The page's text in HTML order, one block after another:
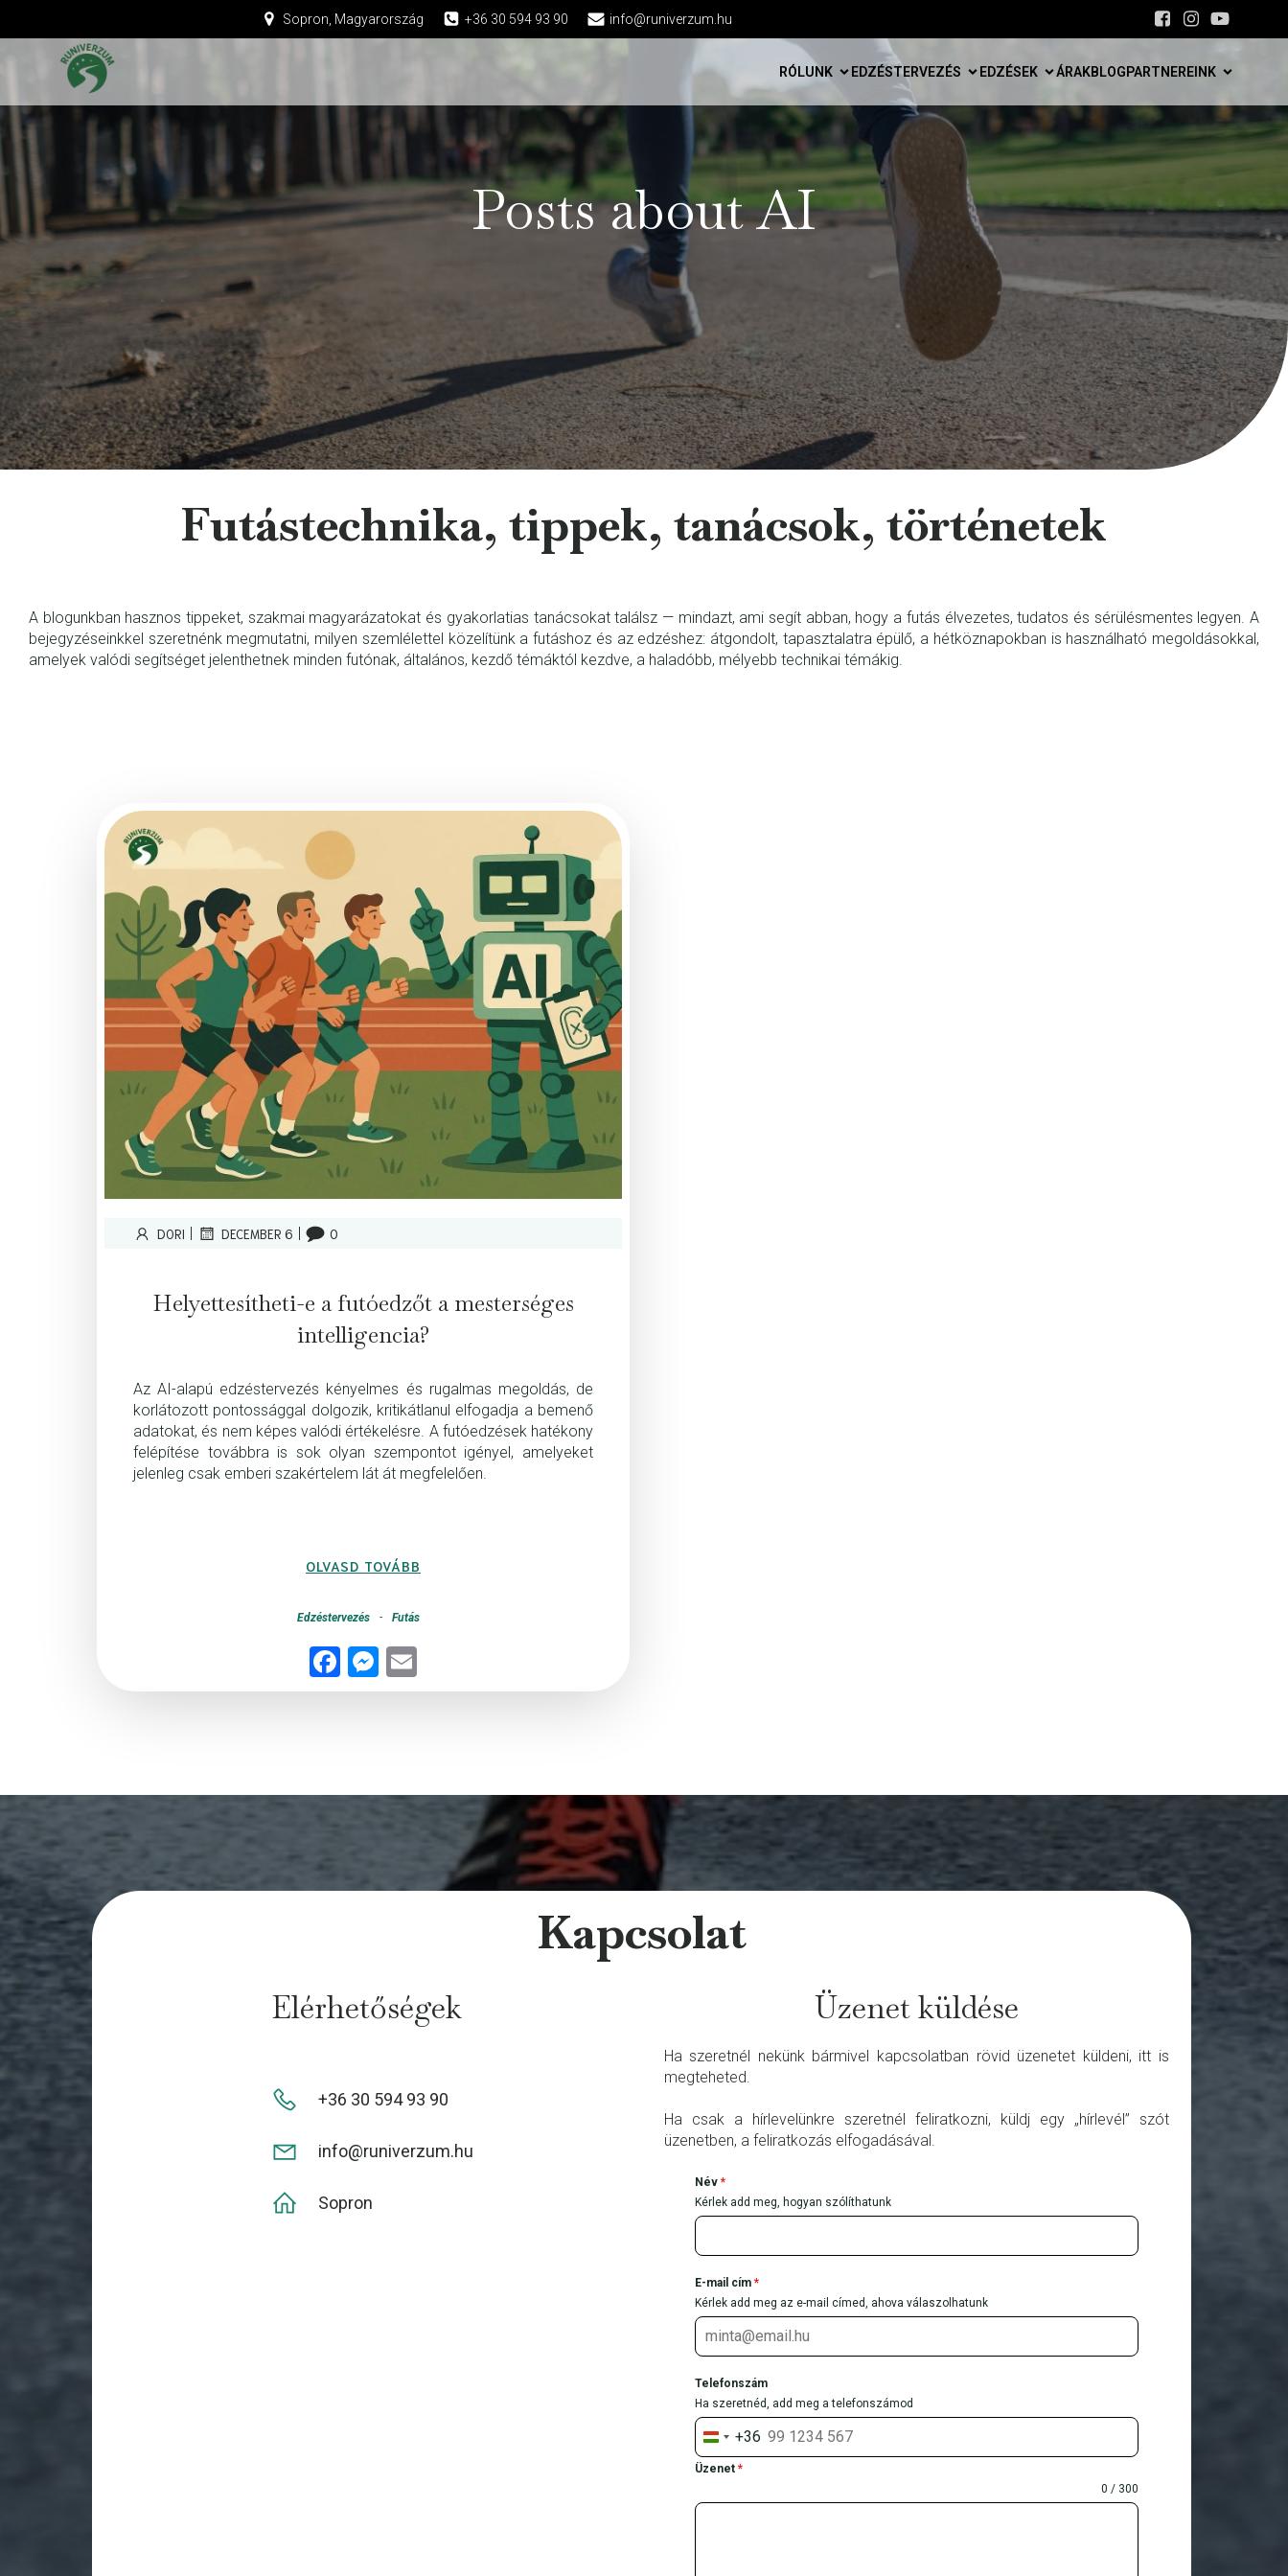
Sopron, Magyarország +36 30 594 93 90 info@runiverzum.hu
RÓLUNK EDZÉSTERVEZÉS EDZÉSEK ÁRAKBLOGPARTNEREINK
Posts about AI
Futástechnika, tippek, tanácsok, történetek
A blogunkban hasznos tippeket, szakmai magyarázatokat és gyakorlatias tanácsokat találsz — mindazt, ami segít abban, hogy a futás élvezetes, tudatos és sérülésmentes legyen. A
bejegyzéseinkkel szeretnénk megmutatni, milyen szemlélettel közelítünk a futáshoz és az edzéshez: átgondolt, tapasztalatra épülő, a hétköznapokban is használható megoldásokkal,
amelyek valódi segítséget jelenthetnek minden futónak, általános, kezdő témáktól kezdve, a haladóbb, mélyebb technikai témákig.
DORI | DECEMBER 6 | 0
Helyettesítheti-e a futóedzőt a mesterséges
intelligencia?
Az AI-alapú edzéstervezés kényelmes és rugalmas megoldás, de
korlátozott pontossággal dolgozik, kritikátlanul elfogadja a bemenő
adatokat, és nem képes valódi értékelésre. A futóedzések hatékony
felépítése továbbra is sok olyan szempontot igényel, amelyeket
jelenleg csak emberi szakértelem lát át megfelelően.
OLVASD TOVÁBB
Edzéstervezés - Futás
Fac
ebo
Me
sse
il
Kapcsolat
Elérhetőségek
+36 30 594 93 90
info@runiverzum.hu
Sopron
Üzenet küldése
Ha szeretnél nekünk bármivel kapcsolatban rövid üzenetet küldeni, itt is
megteheted.
Ha csak a hírlevelünkre szeretnél feliratkozni, küldj egy „hírlevél” szót
üzenetben, a feliratkozás elfogadásával.
Név *
Kérlek add meg, hogyan szólíthatunk
E-mail cím *
Kérlek add meg az e-mail címed, ahova válaszolhatunk
Telefonszám
Ha szeretnéd, add meg a telefonszámod
H
u
g
+36
Üzenet *
0 / 300